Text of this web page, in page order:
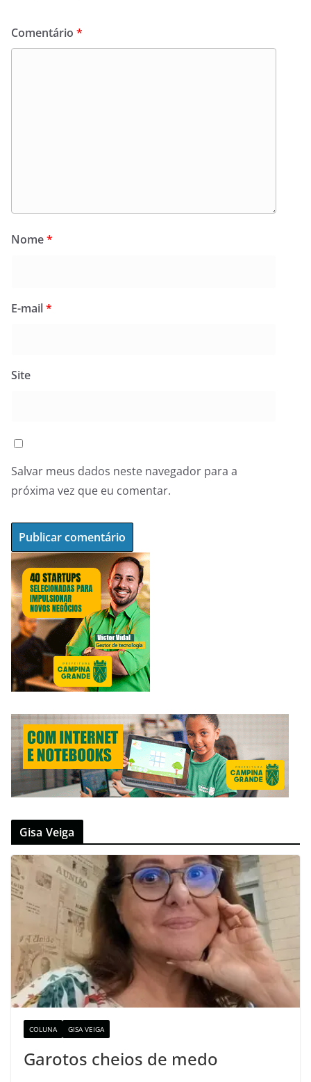
Comentário *
Nome*
E-mail*
Site
Salvar meus dados neste navegador para a
próxima vez que eu comentar.
Gisa Veiga
COLUNA GISA VEIGA
Garotos cheios de medo